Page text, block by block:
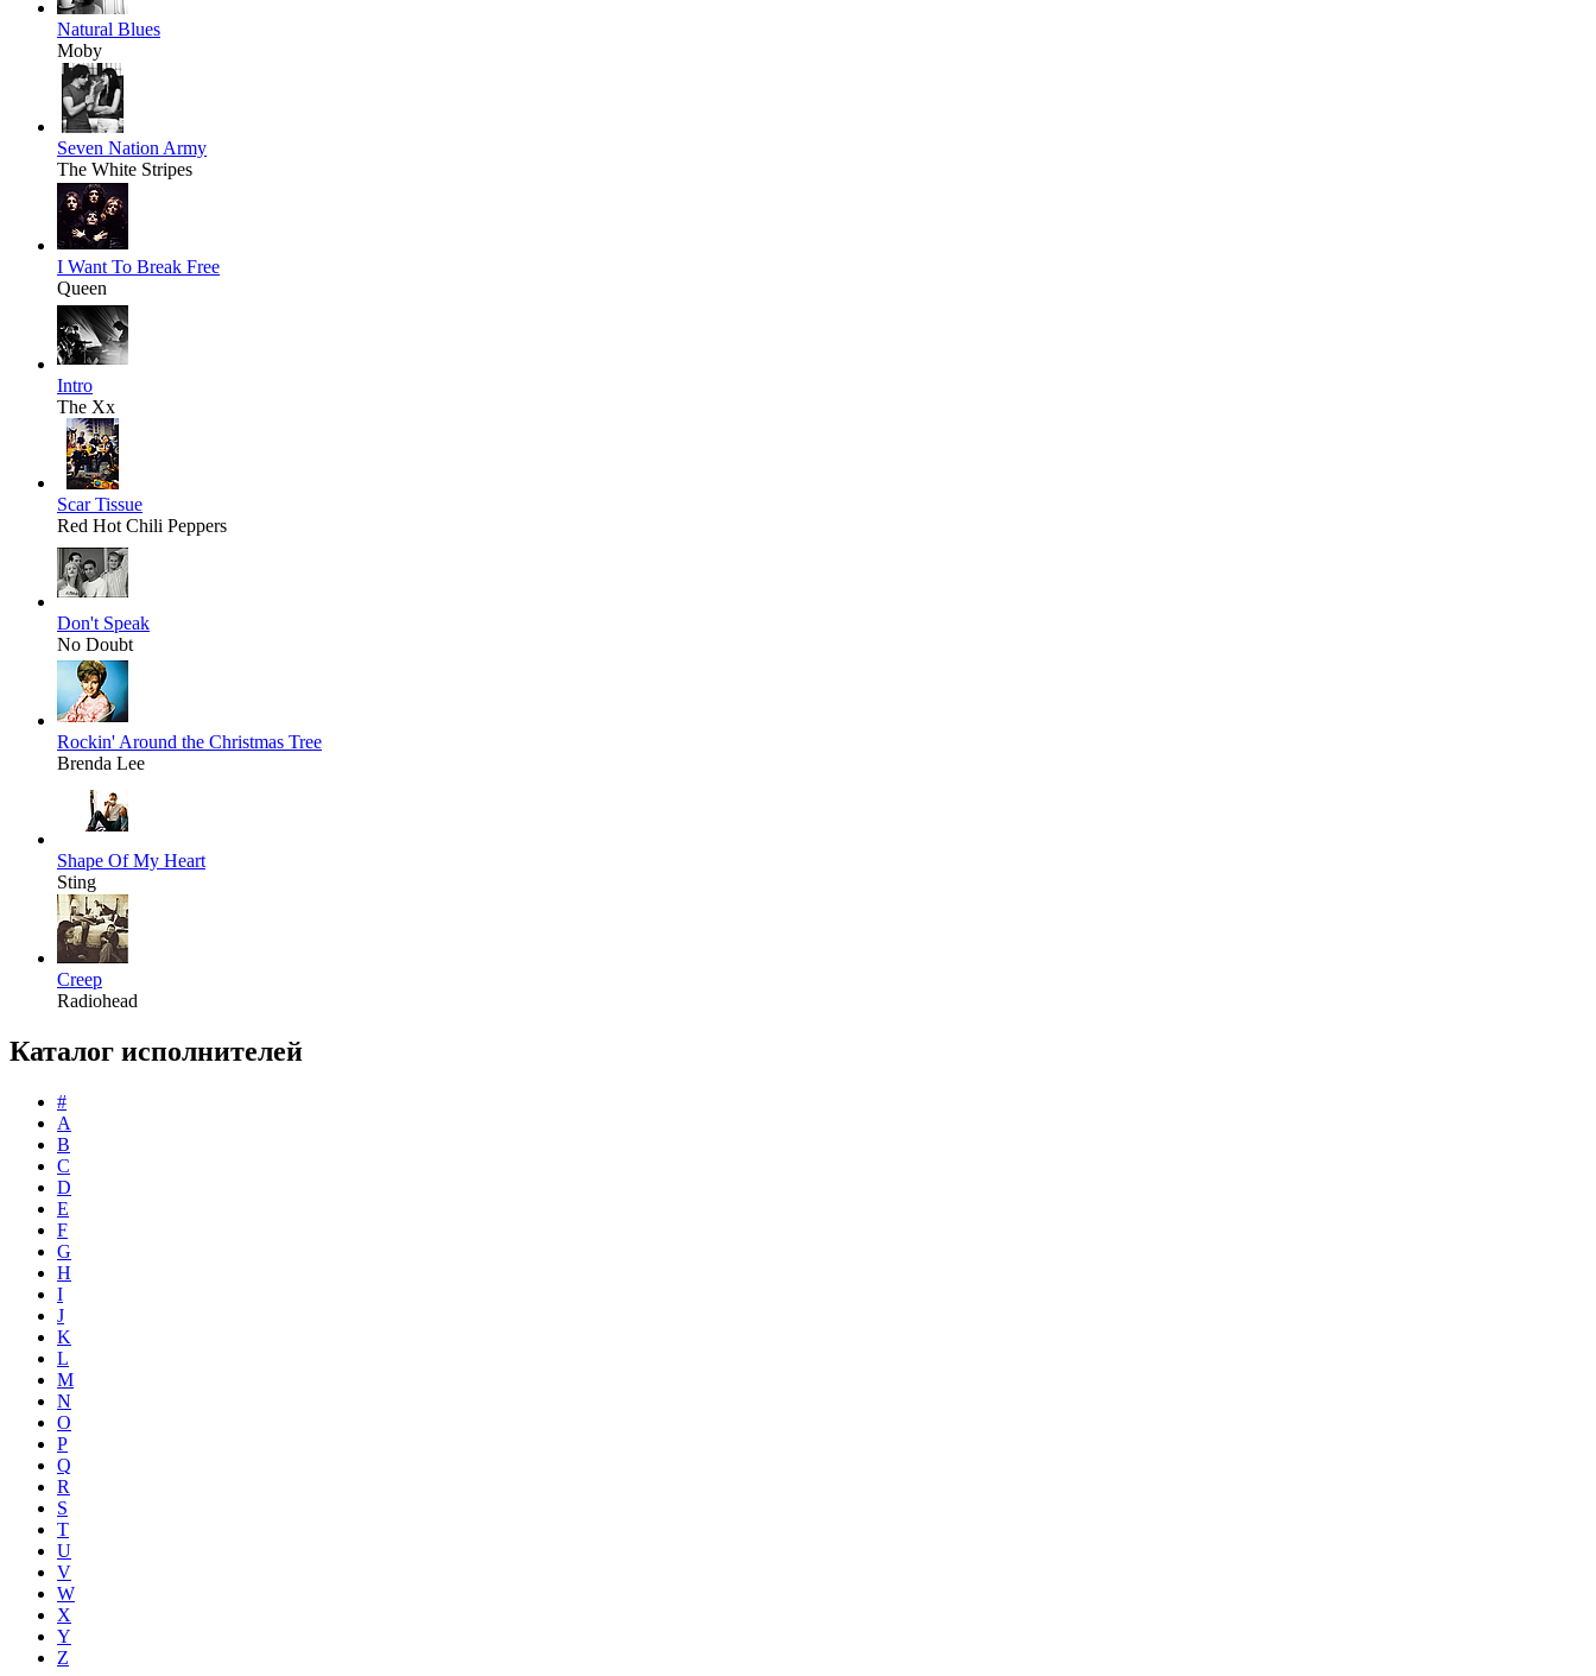
Natural Blues
Moby
Seven Nation Army
The White Stripes
I Want To Break Free
Queen
Intro
The Xx
Scar Tissue
Red Hot Chili Peppers
Don't Speak
No Doubt
Rockin' Around the Christmas Tree
Brenda Lee
Shape Of My Heart
Sting
Creep
Radiohead
Каталог исполнителей
#
A
B
C
D
E
F
G
H
I
J
K
L
M
N
O
P
Q
R
S
T
U
V
W
X
Y
Z